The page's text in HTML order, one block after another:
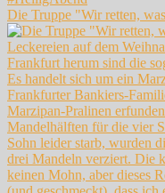
Die Truppe "Wir retten,